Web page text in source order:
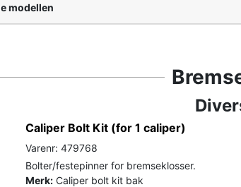
modellen
Caliper Bolt Kit (for 1 caliper)
Varenr: 479768
Bolter/festepinner for bremseklosser.
Merk: Caliper bolt kit bak